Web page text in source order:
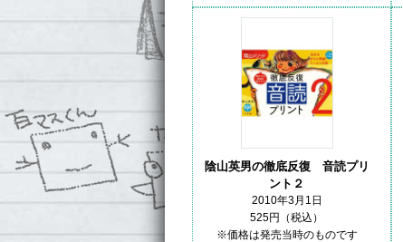
陰山英男の徹底反復 音読プリ
ント２
2010年3月1日
525円（税込）
※価格は発売当時のものです